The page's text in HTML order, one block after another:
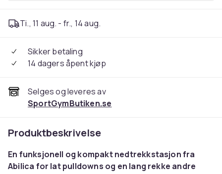
Ti., 11 aug. - fr., 14 aug.
Sikker betaling
14 dagers åpent kjøp
Selges og leveres av
SportGymButiken.se
Produktbeskrivelse
En funksjonell og kompakt nedtrekkstasjon fra
Abilica for lat pulldowns og en lang rekke andre